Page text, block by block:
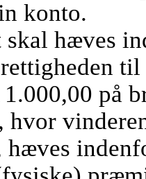
konto.
skal hæves
til
på
hvor
hæves